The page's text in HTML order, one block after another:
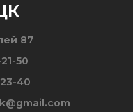
87
50
40